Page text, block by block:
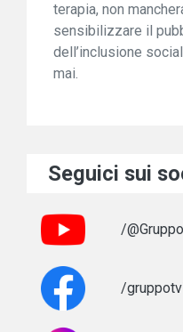
terapia, non
sensibilizzare il
dell’inclusione
mai.
Seguici sui
/
/